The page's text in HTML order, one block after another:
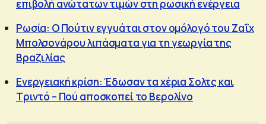
επιβολή ανώτατων τιμών στη ρωσική ενέργεια
Ρωσία: Ο Πούτιν εγγυάται στον ομόλογό του Ζαΐχ
Μπολσονάρου λιπάσματα για τη γεωργία της
Βραζιλίας
Ενεργειακή κρίση: Έδωσαν τα χέρια Σολτς και
Τριντό – Πού αποσκοπεί το Βερολίνο